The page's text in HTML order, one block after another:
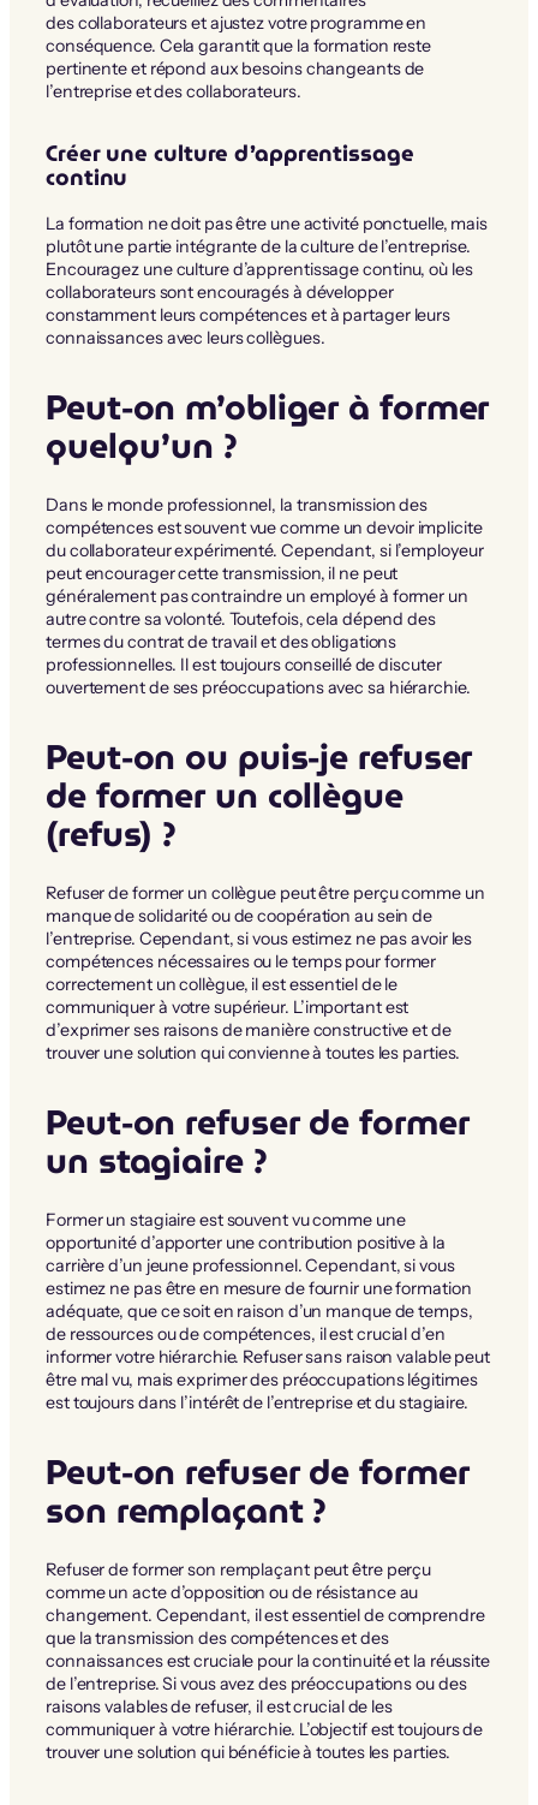
des collaborateurs et ajustez votre programme en
conséquence. Cela garantit que la formation reste
pertinente et répond aux besoins changeants de
l’entreprise et des collaborateurs.
Créer une culture d’apprentissage
continu
La formation ne doit pas être une activité ponctuelle, mais
plutôt une partie intégrante de la culture de l’entreprise.
Encouragez une culture d’apprentissage continu, où les
collaborateurs sont encouragés à développer
constamment leurs compétences et à partager leurs
connaissances avec leurs collègues.
Peut-on m’obliger à former
quelqu’un ?
Dans le monde professionnel, la transmission des
compétences est souvent vue comme un devoir implicite
du collaborateur expérimenté. Cependant, si l’employeur
peut encourager cette transmission, il ne peut
généralement pas contraindre un employé à former un
autre contre sa volonté. Toutefois, cela dépend des
termes du contrat de travail et des obligations
professionnelles. Il est toujours conseillé de discuter
ouvertement de ses préoccupations avec sa hiérarchie.
Peut-on ou puis-je refuser
de former un collègue
(refus) ?
Refuser de former un collègue peut être perçu comme un
manque de solidarité ou de coopération au sein de
l’entreprise. Cependant, si vous estimez ne pas avoir les
compétences nécessaires ou le temps pour former
correctement un collègue, il est essentiel de le
communiquer à votre supérieur. L’important est
d’exprimer ses raisons de manière constructive et de
trouver une solution qui convienne à toutes les parties.
Peut-on refuser de former
un stagiaire ?
Former un stagiaire est souvent vu comme une
opportunité d’apporter une contribution positive à la
carrière d’un jeune professionnel. Cependant, si vous
estimez ne pas être en mesure de fournir une formation
adéquate, que ce soit en raison d’un manque de temps,
de ressources ou de compétences, il est crucial d’en
informer votre hiérarchie. Refuser sans raison valable peut
être mal vu, mais exprimer des préoccupations légitimes
est toujours dans l’intérêt de l’entreprise et du stagiaire.
Peut-on refuser de former
son remplaçant ?
Refuser de former son remplaçant peut être perçu
comme un acte d’opposition ou de résistance au
changement. Cependant, il est essentiel de comprendre
que la transmission des compétences et des
connaissances est cruciale pour la continuité et la réussite
de l’entreprise. Si vous avez des préoccupations ou des
raisons valables de refuser, il est crucial de les
communiquer à votre hiérarchie. L’objectif est toujours de
trouver une solution qui bénéficie à toutes les parties.